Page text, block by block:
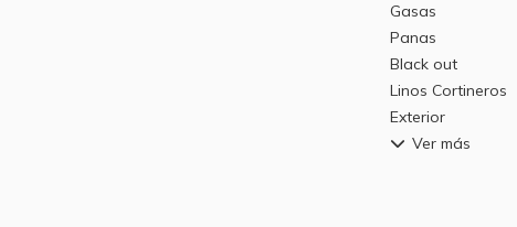
Gasas
Panas
Black out
Linos Cortineros
Exterior
Ver más